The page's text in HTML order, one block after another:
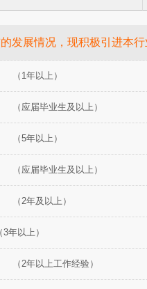
发展情况，现积极引进本
（1年以上）
（应届毕业生及以上）
（5年以上）
（应届毕业生及以上）
（2年及以上）
（3年以上）
（2年以上工作经验）